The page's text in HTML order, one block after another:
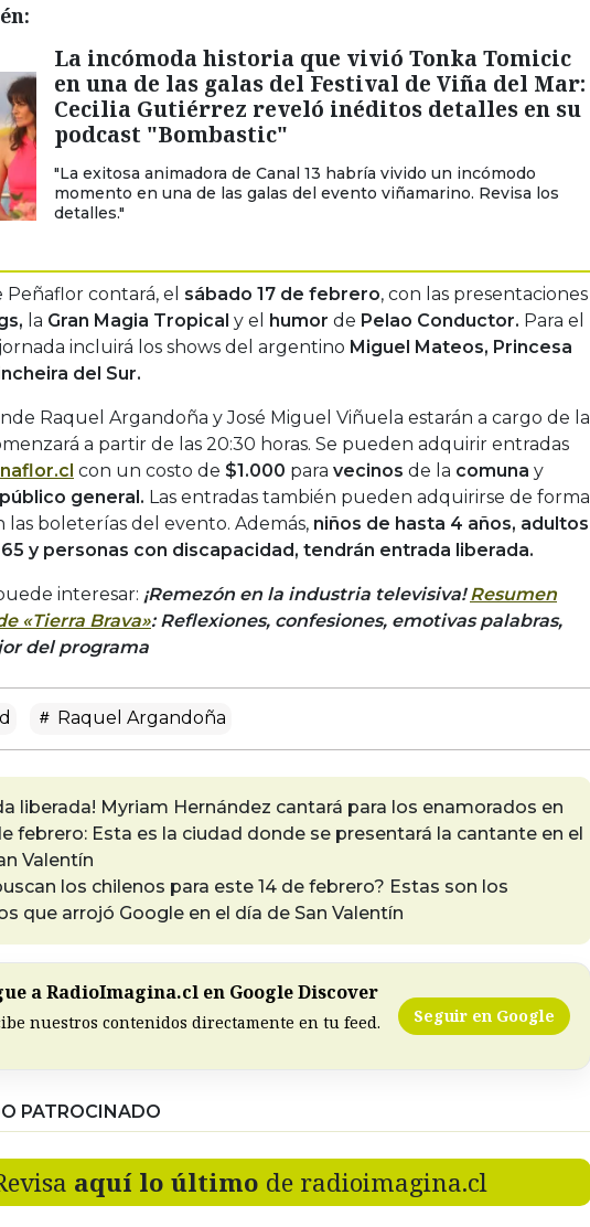
La incómoda historia que vivió Tonka Tomicic
en una de las galas del Festival de Viña del Mar:
Cecilia Gutiérrez reveló inéditos detalles en su
podcast "Bombastic"
"La exitosa animadora de Canal 13 habría vivido un incómodo
momento en una de las galas del evento viñamarino. Revisa los
detalles."
Peñaflor contará, el sábado 17 de febrero, con las presentaciones
la Gran Magia Tropical y el humor de Pelao Conductor. Para el
jornada incluirá los shows del argentino Miguel Mateos, Princesa
del Sur.
Raquel Argandoña y José Miguel Viñuela estarán a cargo de la
a partir de las 20:30 horas. Se pueden adquirir entradas
con un costo de $1.000 para vecinos de la comuna y
público general. Las entradas también pueden adquirirse de forma
las boleterías del evento. Además, niños de hasta 4 años, adultos
y personas con discapacidad, tendrán entrada liberada.
interesar: ¡Remezón en la industria televisiva!Resumen
«Tierra Brava»: Reflexiones, confesiones, emotivas palabras,
del programa
Raquel Argandoña
liberada! Myriam Hernández cantará para los enamorados en
febrero: Esta es la ciudad donde se presentará la cantante en el
Valentín
los chilenos para este 14 de febrero? Estas son los
que arrojó Google en el día de San Valentín
a RadioImagina.cl en Google Discover
nuestros contenidos directamente en tu feed. Seguir en Google
PATROCINADO
aquí lo último de radioimagina.cl